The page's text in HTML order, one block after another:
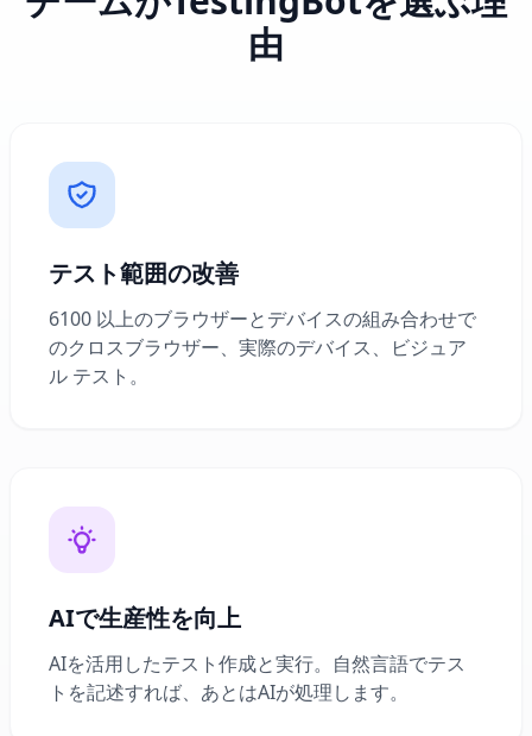
由
テスト範囲の改善
6100 以上のブラウザーとデバイスの組み合わせで
のクロスブラウザー、実際のデバイス、ビジュア
ル テスト。
AIで生産性を向上
AIを活用したテスト作成と実行。自然言語でテス
トを記述すれば、あとはAIが処理します。